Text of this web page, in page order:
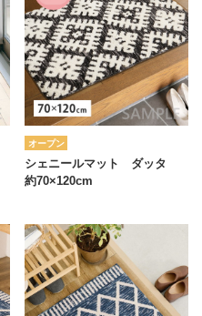
オープン
シェニールマット ダッタ
約70×120cm